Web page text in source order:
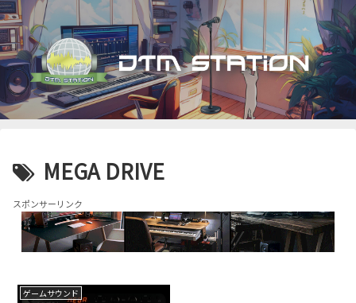
MEGA DRIVE
スポンサーリンク
ゲームサウンド